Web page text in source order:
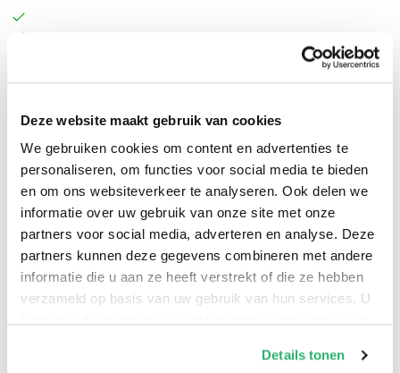
Deze website maakt gebruik van cookies
We gebruiken cookies om content en advertenties te
personaliseren, om functies voor social media te bieden
en om ons websiteverkeer te analyseren. Ook delen we
informatie over uw gebruik van onze site met onze
partners voor social media, adverteren en analyse. Deze
partners kunnen deze gegevens combineren met andere
informatie die u aan ze heeft verstrekt of die ze hebben
verzameld op basis van uw gebruik van hun services. U
Details tonen